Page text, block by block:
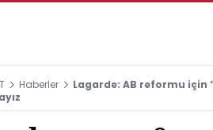
Haberler
Lagarde: AB reformu için